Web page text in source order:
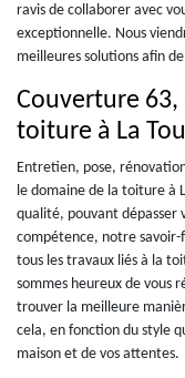
ravis de collaborer avec
exceptionnelle. Nous
meilleures solutions afin
Couverture
toiture à La
Entretien, pose,
le domaine de la toiture à
qualité, pouvant
compétence, notre
tous les travaux liés à la
sommes heureux de vous
trouver la meilleure
cela, en fonction du style
maison et de vos attentes.